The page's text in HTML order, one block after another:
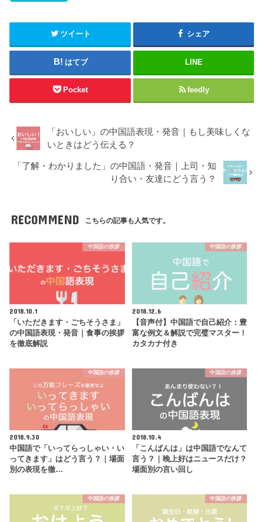
ツイート シェア
はてブ LINE
Pocket feedly
「おいしい」の中国語表現・発音｜もし美味しくな
いときはどう伝える？
「了解・わかりました」の中国語・発音｜上司・知
り合い・友達にどう言う？
RECOMMEND こちらの記事も人気です。
中国語の挨拶
2018.10.1
「いただきます・ごちそうさま」
の中国語表現・発音｜食事の挨拶
を徹底解説
中国語の挨拶
2018.12.6
【音声付】中国語で自己紹介：豊
富な例文＆解説で完璧マスター！
カタカナ付き
中国語の挨拶
2018.9.30
中国語で「いってらっしゃい・い
ってきます」はどう言う？｜場面
別の表現を徹…
中国語の挨拶
2018.10.4
「こんばんは」は中国語でなんて
言う？｜晚上好はニュースだけ？
場面別の言い回し
中国語の挨拶 中国語の挨拶